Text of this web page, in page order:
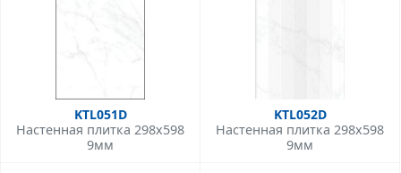
KTL051D
Настенная плитка 298x598
9мм
KTL052D
Настенная плитка 298x598
9мм